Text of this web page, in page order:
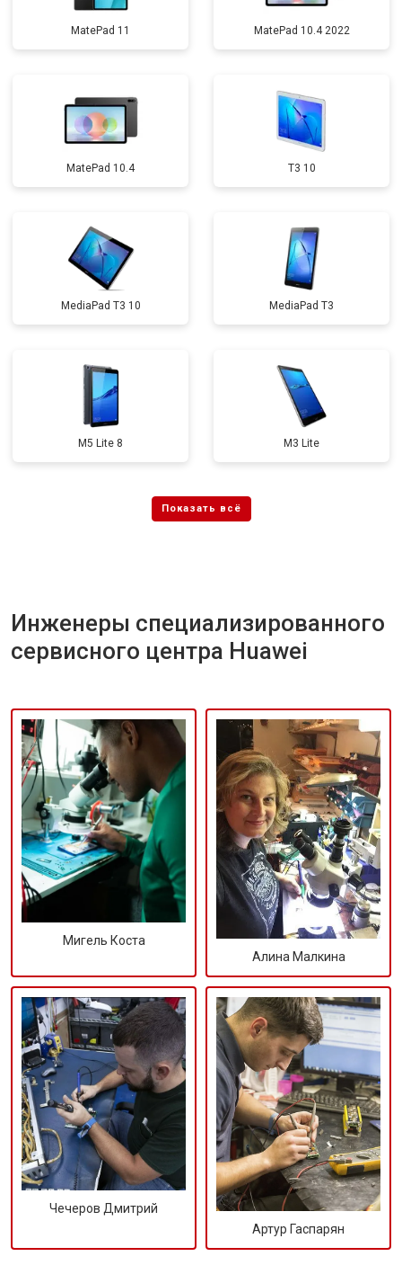
MatePad 11 MatePad 10.4 2022
MatePad 10.4 T3 10
MediaPad T3 10 MediaPad T3
M5 Lite 8 M3 Lite
Инженеры специализированного
сервисного центра Huawei
Мигель Коста
Алина Малкина
Чечеров Дмитрий
Артур Гаспарян